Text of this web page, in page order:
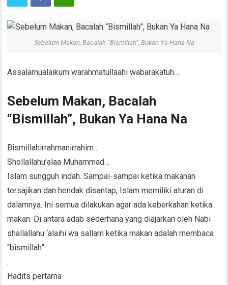
Sebelum Makan, Bacalah “Bismillah”, Bukan Ya Hana Na
Assalamualaikum warahmatullaahi wabarakatuh…
Sebelum Makan, Bacalah
“Bismillah”, Bukan Ya Hana Na
Bismillahirrahmanirrahim…
Shollallahu’alaa Muhammad…
Islam sungguh indah. Sampai-sampai ketika makanan
tersajikan dan hendak disantap, Islam memiliki aturan di
dalamnya. Ini semua dilakukan agar ada keberkahan ketika
makan. Di antara adab sederhana yang diajarkan oleh Nabi
shallallahu ‘alaihi wa sallam ketika makan adalah membaca
“bismillah”.
.
Hadits pertama